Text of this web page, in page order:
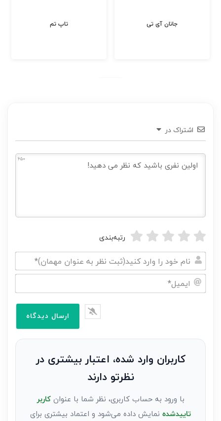
تاپ تم جانان آی تی
اشتراک در
650
رتبه‌بندی
نام
خود
نظر
کاربران وارد شده، اعتبار بیشتری در
نظرتو دارند
با ورود به حساب کاربری، نظر شما با عنوانکاربر
تاییدشده نمایش داده می‌شود و اعتماد بیشتری برای